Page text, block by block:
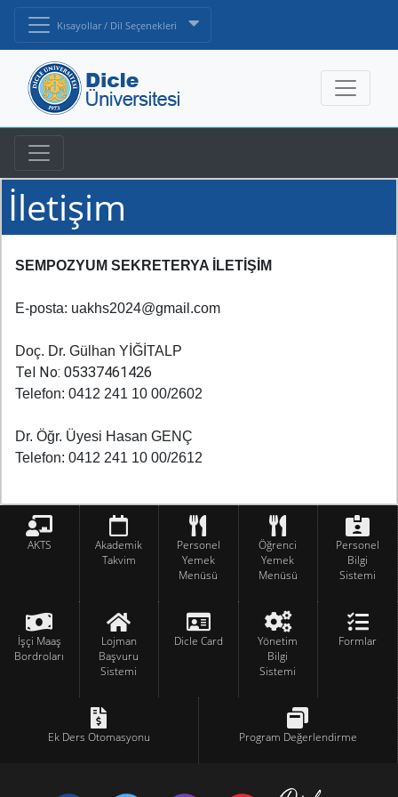
Kısayollar / Dil Seçenekleri
İletişim
SEMPOZYUM SEKRETERYA İLETİŞİM
E-posta: uakhs2024@gmail.com
Doç. Dr. Gülhan YİĞİTALP
Tel No: 05337461426
Telefon: 0412 241 10 00/2602
Dr. Öğr. Üyesi Hasan GENÇ
Telefon: 0412 241 10 00/2612
AKTS
Akademik
Takvim
Personel
Yemek
Menüsü
Öğrenci
Yemek
Menüsü
Personel
Bilgi
Sistemi
İşçi Maaş
Bordroları
Lojman
Başvuru
Sistemi
Dicle Card
Yönetim
Bilgi
Sistemi
Formlar
Ek Ders Otomasyonu Program Değerlendirme